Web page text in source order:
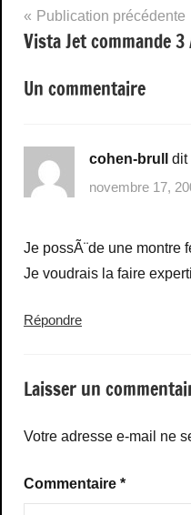
Navigation
de
l’article
Publication précédente
Vista Jet commande
Un commentaire
cohen-brull
dit
novembre 17,
Je possÃ¨de une montre
Je voudrais la faire
Répondre
Laisser un
Votre adresse e-mail ne
Commentaire *